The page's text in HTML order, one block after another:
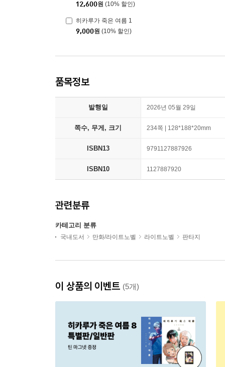
12,600원 (10% 할인)
히카루가 죽은 여름 1
9,000원 (10% 할인)
품목정보
발행일 2026년 05월 29일
쪽수, 무게, 크기 234쪽 | 128*188*20mm
ISBN13 9791127887926
ISBN10 1127887920
관련분류
카테고리 분류
국내도서 만화/라이트노벨 라이트노벨 판타지
이 상품의 이벤트 (5개)